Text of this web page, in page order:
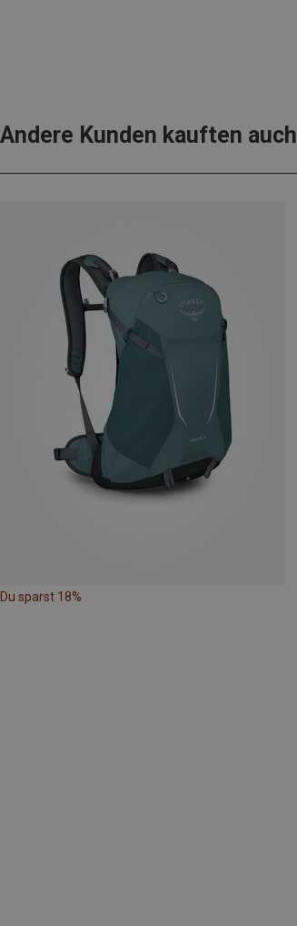
Andere Kunden kauften auch
Du sparst 18%